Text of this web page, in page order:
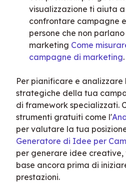
visualizzazione ti aiuta
confrontare campagne
persone che non
marketing Come
campagne di marketing.
Per pianificare e analizzare
strategiche della tua
di framework specializzati.
strumenti gratuiti come l'
Generatore di Idee per
per generare idee
base ancora prima di
prestazioni.